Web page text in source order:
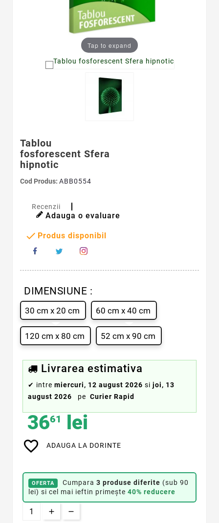
Tap to expand
Tablou
fosforescent Sfera
hipnotic
Cod Produs: ABB0554
Recenzii
Adauga o evaluare
 Produs disponibil
DIMENSIUNE :
30 cm x 20 cm 60 cm x 40 cm
120 cm x 80 cm 52 cm x 90 cm
Livrarea estimativa
✔ intre miercuri, 12 august 2026 si joi, 13
august 2026
pe Curier Rapid
3661 lei
favorite_border ADAUGA LA DORINTE
OFERTA Cumpara 3 produse diferite (sub 90
lei) si cel mai ieftin primește 40% reducere